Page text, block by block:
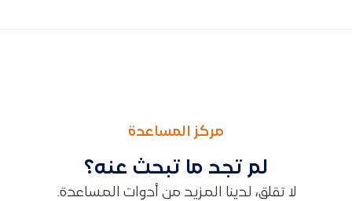
مركز المساعدة
لم تجد ما تبحث عنه؟
لا تقلق، لدينا المزيد من أدوات المساعدة.